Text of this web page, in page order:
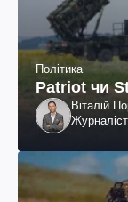
Політика
Patriot чи
Віталій